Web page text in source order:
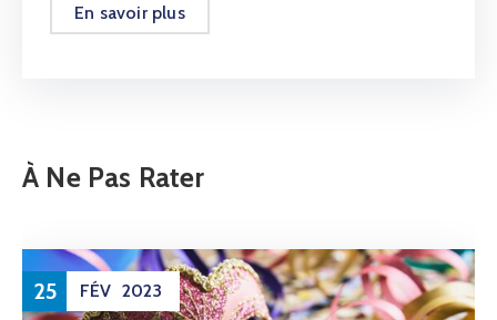
En savoir plus
À Ne Pas Rater
25 FÉV 2023